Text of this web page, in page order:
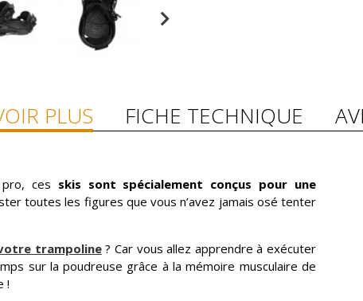
PLUS FICHE TECHNIQUE
ces skis sont spécialement conçus pour une
toutes les figures que vous n’avez jamais osé tenter
trampoline? Car vous allez apprendre à exécuter
sur la poudreuse grâce à la mémoire musculaire de
!